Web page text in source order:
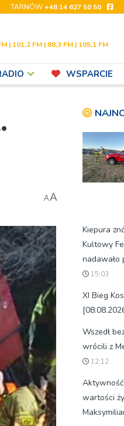
TARNÓW+48 14 627 50 50
| 101,2 FM | 88,3 FM | 105,1 FM
WSPARCIE
AA
Kiepura
Kultowy
nadawało
15:03
XI Bieg
Wszedł
wrócili z
12:12
wartości